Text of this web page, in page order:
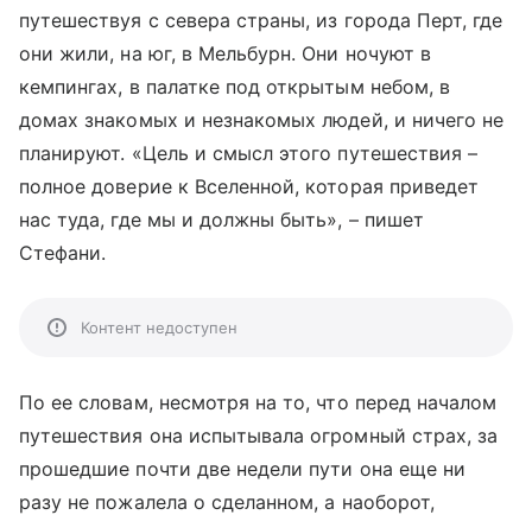
путешествуя с севера страны, из города Перт, где
они жили, на юг, в Мельбурн. Они ночуют в
кемпингах, в палатке под открытым небом, в
домах знакомых и незнакомых людей, и ничего не
планируют. «Цель и смысл этого путешествия –
полное доверие к Вселенной, которая приведет
нас туда, где мы и должны быть», – пишет
Стефани.
Контент недоступен
По ее словам, несмотря на то, что перед началом
путешествия она испытывала огромный страх, за
прошедшие почти две недели пути она еще ни
разу не пожалела о сделанном, а наоборот,